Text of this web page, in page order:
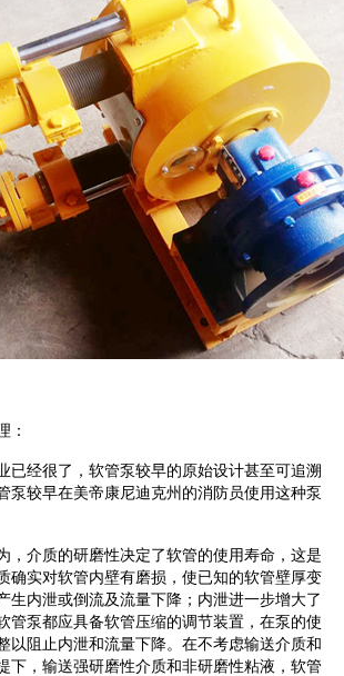
：
已经很了， 软管泵较早的原始设计甚至可追溯
泵较早在美帝康尼迪克州的消防员使用这种泵
，介质的研磨性决定了软管的使用寿命，这是
确实对软管内壁有磨损，使已知的软管壁厚变
生内泄或倒流及流量下降；内泄进一步增大了
管泵都应具备软管压缩的调节装置，在泵的使
以阻止内泄和流量下降。在不考虑输送介质和
下，输送强研磨性介质和非研磨性粘液，软管